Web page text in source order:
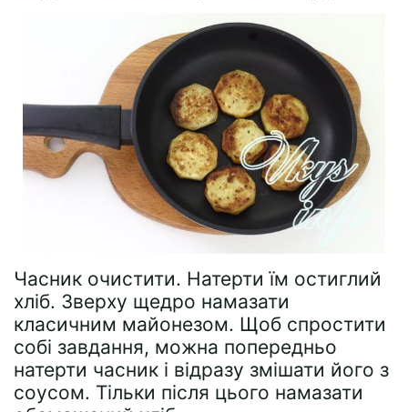
Часник очистити. Натерти їм остиглий
хліб. Зверху щедро намазати
класичним майонезом. Щоб спростити
собі завдання, можна попередньо
натерти часник і відразу змішати його з
соусом. Тільки після цього намазати